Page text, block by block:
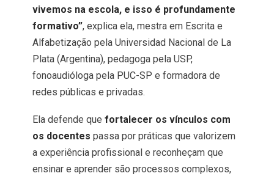
vivemos na escola, e isso é profundamente
formativo”, explica ela, mestra em Escrita e
Alfabetização pela Universidad Nacional de La
Plata (Argentina), pedagoga pela USP,
fonoaudióloga pela PUC-SP e formadora de
redes públicas e privadas.
Ela defende que fortalecer os vínculos com
os docentes passa por práticas que valorizem
a experiência profissional e reconheçam que
ensinar e aprender são processos complexos,